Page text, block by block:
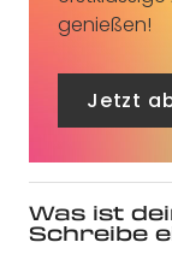
genießen!
Jetzt
Was ist
Schreibe